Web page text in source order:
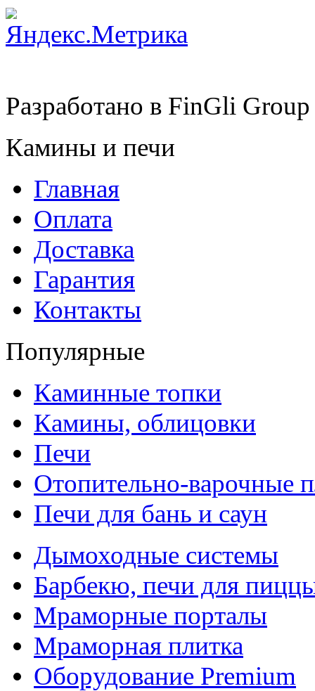
Разработано в FinGli Group
Камины и печи
Главная
Оплата
Доставка
Гарантия
Контакты
Популярные
Каминные топки
Камины, облицовки
Печи
Отопительно-варочные
Печи для бань и саун
Дымоходные системы
Барбекю, печи для
Мраморные порталы
Мраморная плитка
Оборудование Premium